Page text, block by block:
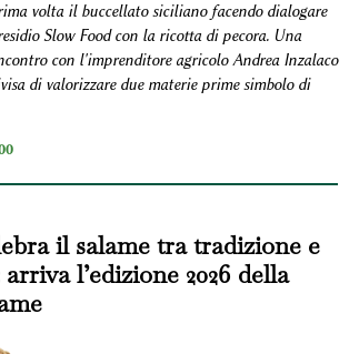
volta il buccellato siciliano facendo dialogare
Slow Food con la ricotta di pecora. Una
con l'imprenditore agricolo Andrea Inzalaco
di valorizzare due materie prime simbolo di
il salame tra tradizione e
l’edizione 2026 della